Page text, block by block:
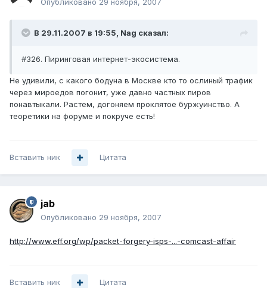
Опубликовано 29 ноября, 2007
В 29.11.2007 в 19:55, Nag сказал:
#326. Пиринговая интернет-экосистема.
Не удивили, с какого бодуна в Москве кто то ослиный трафик
через мироедов погонит, уже давно частных пиров
понавтыкали. Растем, догоняем проклятое буржуинство. А
теоретики на форуме и покруче есть!
Вставить ник Цитата
jab
Опубликовано 29 ноября, 2007
http://www.eff.org/wp/packet-forgery-isps-...-comcast-affair
Вставить ник Цитата